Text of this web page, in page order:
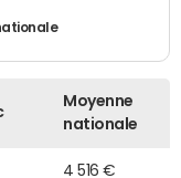
Moyenne
nationale
4 516 €